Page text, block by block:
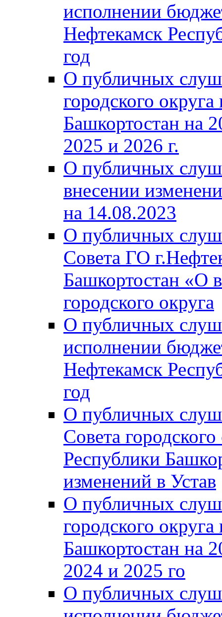
исполнении
Нефтекамск
год
О публичных
городского
Башкортостан на
2025 и 2026 г.
О публичных
внесении
на 14.08.2023
О публичных
Совета ГО
Башкортостан «О
городского округа
О публичных
исполнении
Нефтекамск
год
О публичных
Совета
Республики
изменений в Устав
О публичных
городского
Башкортостан на
2024 и 2025 го
О публичных